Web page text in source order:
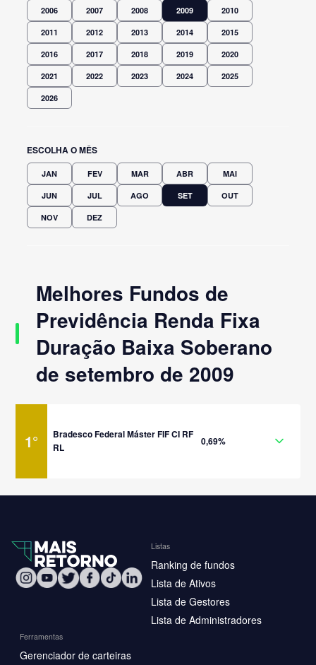
2006 2007 2008 2009 2010
2011 2012 2013 2014 2015
2016 2017 2018 2019 2020
2021 2022 2023 2024 2025
2026
ESCOLHA O MÊS
JAN FEV MAR ABR MAI
JUN JUL AGO SET OUT
NOV DEZ
Melhores Fundos de
Previdência Renda Fixa
Duração Baixa Soberano
de setembro de 2009
1°
Bradesco Federal Máster FIF CI RF
RL
0,69%
Listas
Ranking de fundos
Lista de Ativos
Lista de Gestores
Lista de Administradores
Ferramentas
Gerenciador de carteiras